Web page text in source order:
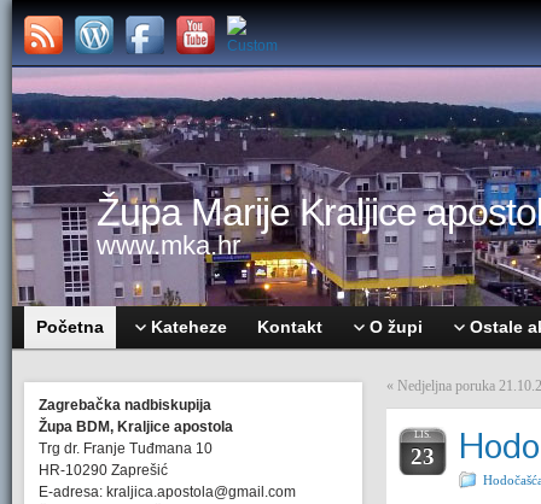
Župa Marije Kraljice
www.mka.hr
Početna Kateheze Kontakt O župi Ostale
Zagrebačka nadbiskupija
Župa BDM, Kraljice apostola
Trg dr. Franje Tuđmana 10
HR-10290 Zaprešić
E-adresa: kraljica.apostola@gmail.com
« Nedjeljna poruka
LIS.
23